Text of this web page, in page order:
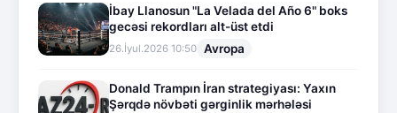
İbay Llanosun "La Velada del Año 6" boks
gecəsi rekordları alt-üst etdi
26.İyul.2026 10:50 Avropa
Donald Trampın İran strategiyası: Yaxın
Şərqdə növbəti gərginlik mərhələsi